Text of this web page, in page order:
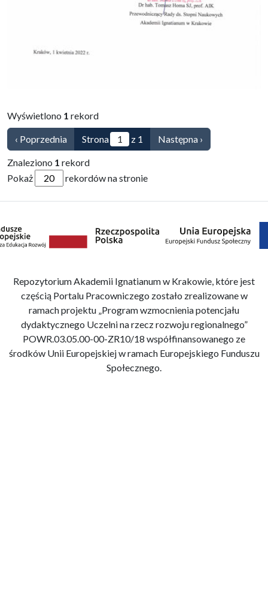
Wyświetlono 1 rekord
‹ Poprzednia Strona z 1 Następna ›
Znaleziono 1 rekord
Pokaż
rekordów na stronie
Repozytorium Akademii Ignatianum w Krakowie, które jest
częścią Portalu Pracowniczego zostało zrealizowane w
ramach projektu „Program wzmocnienia potencjału
dydaktycznego Uczelni na rzecz rozwoju regionalnego”
POWR.03.05.00-00-ZR10/18 współfinansowanego ze
środków Unii Europejskiej w ramach Europejskiego Funduszu
Społecznego.